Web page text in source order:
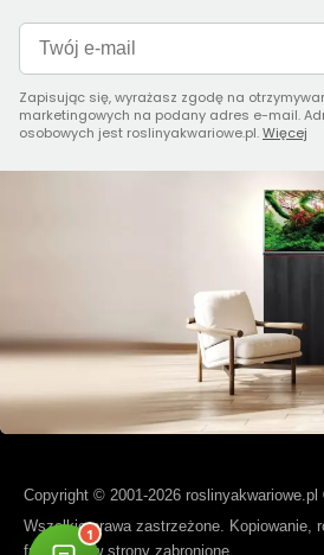
Zapisując się, wyrażasz zgodę na
marketingowych na podany adres e-mail.
osobowych jest roslinyakwariowe.pl.Więcej
Copyright © 2001-2026
Wszelkie prawa zastrzeżone. Kopiowanie,
fragmentów strony zabronione.